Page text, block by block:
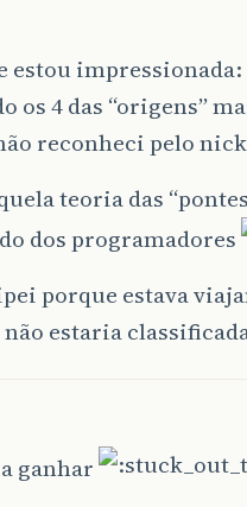
estou impressionada:
os 4 das “origens”
reconheci pelo
teoria das
dos programadores
porque estava
estaria
ganhar